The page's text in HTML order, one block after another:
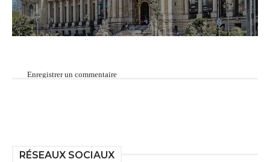
Enregistrer un commentaire
RÉSEAUX SOCIAUX